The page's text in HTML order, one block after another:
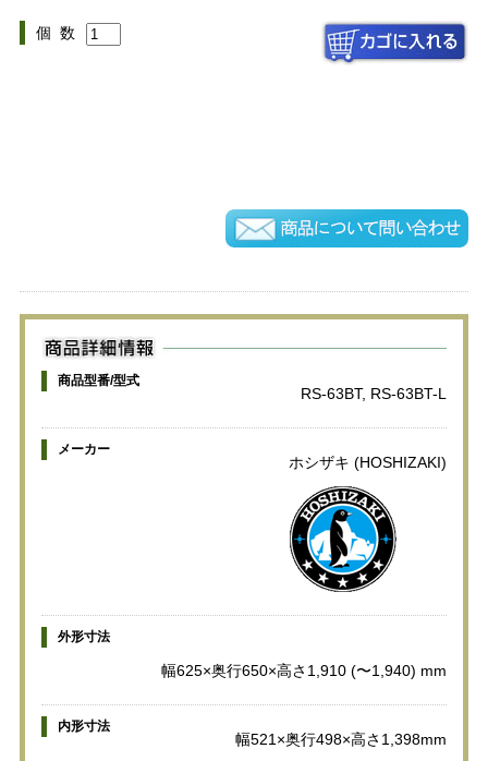
個 数
商品型番/型式
RS-63BT, RS-63BT-L
メーカー
ホシザキ (HOSHIZAKI)
外形寸法
幅625×奥行650×高さ1,910 (〜1,940) mm
内形寸法
幅521×奥行498×高さ1,398mm